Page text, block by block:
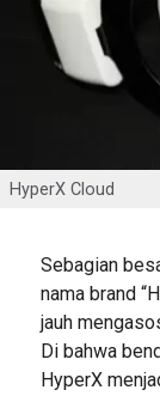
HyperX Cloud
Sebagian
nama brand
jauh
Di bahwa
HyperX